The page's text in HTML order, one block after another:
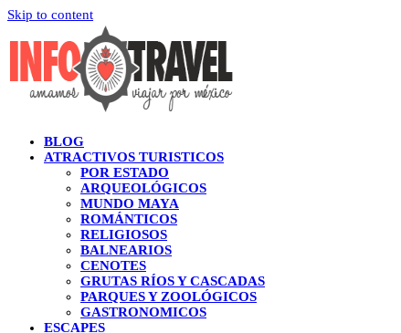
Skip to content
BLOG
ATRACTIVOS TURISTICOS
POR ESTADO
ARQUEOLÓGICOS
MUNDO MAYA
ROMÁNTICOS
RELIGIOSOS
BALNEARIOS
CENOTES
GRUTAS RÍOS Y CASCADAS
PARQUES Y ZOOLÓGICOS
GASTRONOMICOS
ESCAPES